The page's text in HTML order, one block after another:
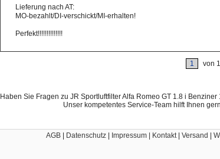
Lieferung nach AT:
MO-bezahlt/DI-verschickt/MI-erhalten!
Perfekt!!!!!!!!!!!!!!
1 von
Haben Sie Fragen zu JR Sportluftfilter Alfa Romeo GT 1.8 i
Unser kompetentes Service-Team hilft Ihnen
AGB | Datenschutz | Impressum | Kontakt | Versand |